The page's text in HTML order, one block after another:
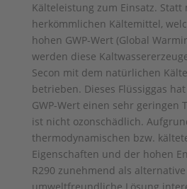
Kälteleistung zum Einsatz. Statt
herkömmlichen Kältemittel,
hohen GWP-Wert (Global
werden diese
Secon mit dem natürlichen
betrieben. Dieses Flüssiggas
GWP-Wert einen sehr geringen
ist nicht ozonschädlich.
thermodynamischen bzw.
Eigenschaften und der hohen
R290 zunehmend als